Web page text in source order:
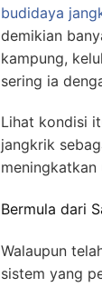
budidaya
demikian
kampung,
sering ia
Lihat kondisi
jangkrik
Bermula dari
Walaupun
sistem yang